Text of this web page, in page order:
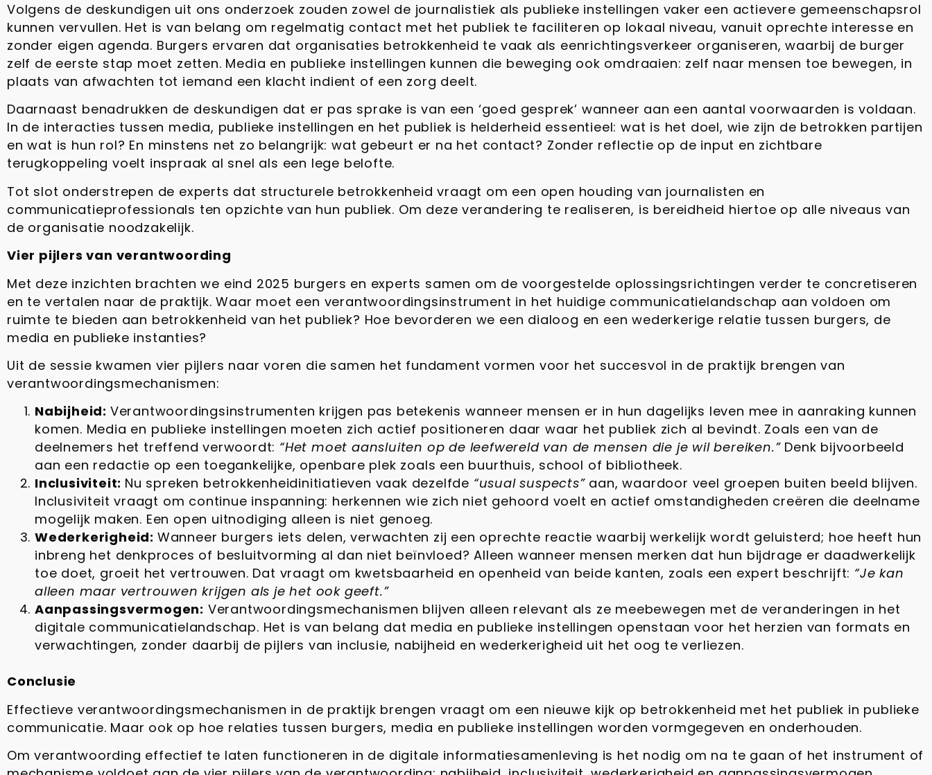
Volgens de deskundigen uit ons onderzoek zouden zowel de journalistiek als publieke instellingen vaker een actievere gemeenschapsrol
kunnen vervullen. Het is van belang om regelmatig contact met het publiek te faciliteren op lokaal niveau, vanuit oprechte interesse en
zonder eigen agenda. Burgers ervaren dat organisaties betrokkenheid te vaak als eenrichtingsverkeer organiseren, waarbij de burger
zelf de eerste stap moet zetten. Media en publieke instellingen kunnen die beweging ook omdraaien: zelf naar mensen toe bewegen, in
plaats van afwachten tot iemand een klacht indient of een zorg deelt.
Daarnaast benadrukken de deskundigen dat er pas sprake is van een ‘goed gesprek’ wanneer aan een aantal voorwaarden is voldaan.
In de interacties tussen media, publieke instellingen en het publiek is helderheid essentieel: wat is het doel, wie zijn de betrokken partijen
en wat is hun rol? En minstens net zo belangrijk: wat gebeurt er na het contact? Zonder reflectie op de input en zichtbare
terugkoppeling voelt inspraak al snel als een lege belofte.
Tot slot onderstrepen de experts dat structurele betrokkenheid vraagt om een open houding van journalisten en
communicatieprofessionals ten opzichte van hun publiek. Om deze verandering te realiseren, is bereidheid hiertoe op alle niveaus van
de organisatie noodzakelijk.
Vier pijlers van verantwoording
Met deze inzichten brachten we eind 2025 burgers en experts samen om de voorgestelde oplossingsrichtingen verder te concretiseren
en te vertalen naar de praktijk. Waar moet een verantwoordingsinstrument in het huidige communicatielandschap aan voldoen om
ruimte te bieden aan betrokkenheid van het publiek? Hoe bevorderen we een dialoog en een wederkerige relatie tussen burgers, de
media en publieke instanties?
Uit de sessie kwamen vier pijlers naar voren die samen het fundament vormen voor het succesvol in de praktijk brengen van
verantwoordingsmechanismen:
Nabijheid: Verantwoordingsinstrumenten krijgen pas betekenis wanneer mensen er in hun dagelijks leven mee in aanraking kunnen
komen. Media en publieke instellingen moeten zich actief positioneren daar waar het publiek zich al bevindt. Zoals een van de
deelnemers het treffend verwoordt: “Het moet aansluiten op de leefwereld van de mensen die je wil bereiken.” Denk bijvoorbeeld
aan een redactie op een toegankelijke, openbare plek zoals een buurthuis, school of bibliotheek.
Inclusiviteit: Nu spreken betrokkenheidinitiatieven vaak dezelfde “usual suspects”aan, waardoor veel groepen buiten beeld blijven.
Inclusiviteit vraagt om continue inspanning: herkennen wie zich niet gehoord voelt en actief omstandigheden creëren die deelname
mogelijk maken. Een open uitnodiging alleen is niet genoeg.
Wederkerigheid: Wanneer burgers iets delen, verwachten zij een oprechte reactie waarbij werkelijk wordt geluisterd; hoe heeft hun
inbreng het denkproces of besluitvorming al dan niet beïnvloed? Alleen wanneer mensen merken dat hun bijdrage er daadwerkelijk
toe doet, groeit het vertrouwen. Dat vraagt om kwetsbaarheid en openheid van beide kanten, zoals een expert beschrijft: “Je kan
alleen maar vertrouwen krijgen als je het ook geeft.”
Aanpassingsvermogen: Verantwoordingsmechanismen blijven alleen relevant als ze meebewegen met de veranderingen in het
digitale communicatielandschap. Het is van belang dat media en publieke instellingen openstaan voor het herzien van formats en
verwachtingen, zonder daarbij de pijlers van inclusie, nabijheid en wederkerigheid uit het oog te verliezen.
Conclusie
Effectieve verantwoordingsmechanismen in de praktijk brengen vraagt om een nieuwe kijk op betrokkenheid met het publiek in publieke
communicatie. Maar ook op hoe relaties tussen burgers, media en publieke instellingen worden vormgegeven en onderhouden.
Om verantwoording effectief te laten functioneren in de digitale informatiesamenleving is het nodig om na te gaan of het instrument of